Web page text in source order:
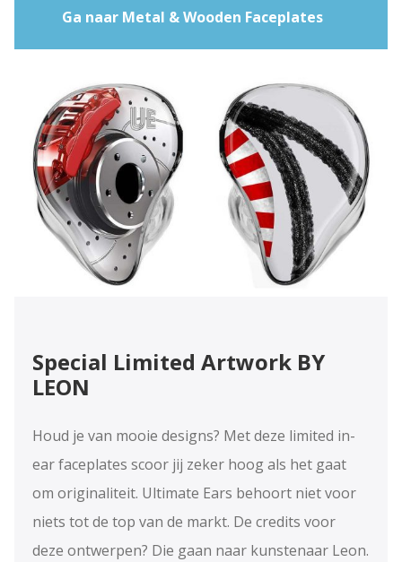
Ga naar Metal & Wooden Faceplates
Special Limited Artwork BY
LEON
Houd je van mooie designs? Met deze limited in-
ear faceplates scoor jij zeker hoog als het gaat
om originaliteit. Ultimate Ears behoort niet voor
niets tot de top van de markt. De credits voor
deze ontwerpen? Die gaan naar kunstenaar Leon.